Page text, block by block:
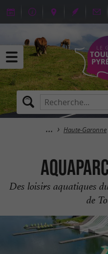
Haute-Garonne
Des loisirs aquatiques
de